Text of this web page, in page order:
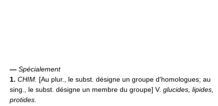
— Spécialement
1. CHIM. [Au plur., le subst. désigne un groupe d'homologues; au
sing., le subst. désigne un membre du groupe] V. glucides, lipides,
protides.